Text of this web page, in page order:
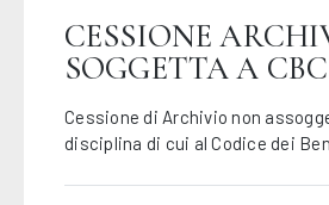
CESSIONE
SOGGETTA A CBC
Cessione di Archivio non
disciplina di cui al Codice dei